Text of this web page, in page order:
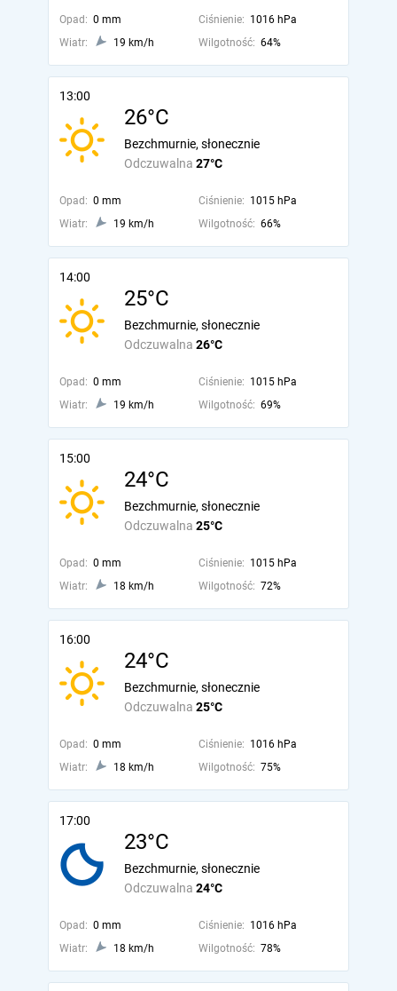
Opad: 0 mm Ciśnienie: 1016 hPa
Wiatr:
19 km/h Wilgotność: 64%
13:00
26°C
Odczuwalna 27°C
Bezchmurnie, słonecznie
Opad: 0 mm Ciśnienie: 1015 hPa
Wiatr:
19 km/h Wilgotność: 66%
14:00
25°C
Odczuwalna 26°C
Bezchmurnie, słonecznie
Opad: 0 mm Ciśnienie: 1015 hPa
Wiatr:
19 km/h Wilgotność: 69%
15:00
24°C
Odczuwalna 25°C
Bezchmurnie, słonecznie
Opad: 0 mm Ciśnienie: 1015 hPa
Wiatr:
18 km/h Wilgotność: 72%
16:00
24°C
Odczuwalna 25°C
Bezchmurnie, słonecznie
Opad: 0 mm Ciśnienie: 1016 hPa
Wiatr:
18 km/h Wilgotność: 75%
17:00
23°C
Odczuwalna 24°C
Bezchmurnie, słonecznie
Opad: 0 mm Ciśnienie: 1016 hPa
Wiatr:
18 km/h Wilgotność: 78%